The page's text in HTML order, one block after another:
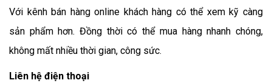
Với kênh bán hàng online khách hàng có thể xem kỹ càng
sản phẩm hơn. Đồng thời có thể mua hàng nhanh chóng,
không mất nhiều thời gian, công sức.
Liên hệ điện thoại